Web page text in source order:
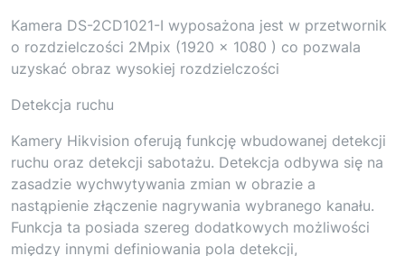
Kamera DS-2CD1021-I wyposażona jest w przetwornik
o rozdzielczości 2Mpix (1920 x 1080 ) co pozwala
uzyskać obraz wysokiej rozdzielczości
Detekcja ruchu
Kamery Hikvision oferują funkcję wbudowanej detekcji
ruchu oraz detekcji sabotażu. Detekcja odbywa się na
zasadzie wychwytywania zmian w obrazie a
nastąpienie złączenie nagrywania wybranego kanału.
Funkcja ta posiada szereg dodatkowych możliwości
między innymi definiowania pola detekcji,